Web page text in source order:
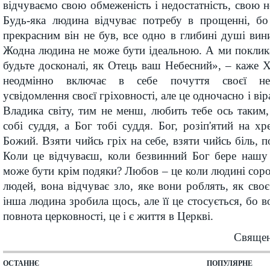
відчуваємо свою обмеженість і недостатність, свою
Будь-яка людина відчуває потребу в прощенні,
прекрасним він не був, все одно в глибині душі
Жодна людина не може бути ідеальною. А ми
будьте досконалі, як Отець ваш Небесний», – каже
неодмінно включає в себе почуття своєї
усвідомлення своєї гріховності, але це одночасно і
Владика світу, тим не менш, любить тебе ось
собі суддя, а Бог тобі суддя. Бог, розіп'ятий на
Божий. Взяти чийсь гріх на себе, взяти чийсь біль,
Коли це відчуваєш, коли безвинний Бог бере
може бути крім подяки? Любов – це коли людині
людей, вона відчуває зло, яке вони роблять, як
інша людина зробила щось, але її це стосується, бо
повнота церковності, це і є життя в Церкві.
ОСТАННЄ
ПОПУЛЯРНЕ